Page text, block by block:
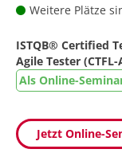
Weitere Plätze
ISTQB® Certified
Agile Tester (CTFL-
Als Online-
Jetzt Online-